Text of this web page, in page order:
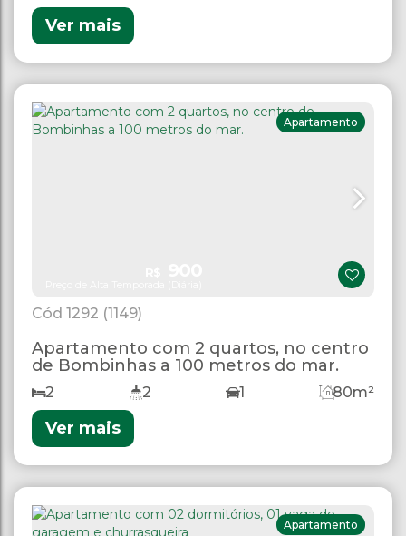
Ver mais
1292 (1149)
Apartamento
Apartamento com 2 quartos, no centro
de Bombinhas a 100 metros do mar.
2 2 80m²
1
Ver mais
Apartamento